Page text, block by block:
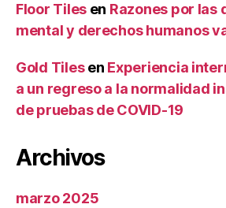
Floor Tiles en Razones por las
mental y derechos humanos
Gold Tilesen Experiencia
a un regreso a la normalidad
de pruebas de COVID-19
Archivos
marzo 2025